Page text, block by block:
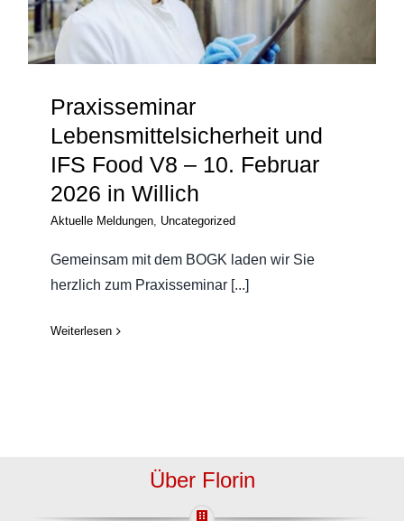
Food V8 – 10. Februar 2026 in
Willich
Praxisseminar
Lebensmittelsicherheit und
IFS Food V8 – 10. Februar
2026 in Willich
Aktuelle Meldungen, Uncategorized
Gemeinsam mit dem BOGK laden wir Sie
herzlich zum Praxisseminar [...]
Weiterlesen
Über Florin